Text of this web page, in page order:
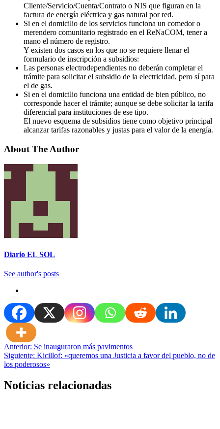
Cliente/Servicio/Cuenta/Contrato o NIS que figuran en la
factura de energía eléctrica y gas natural por red.
Si en el domicilio de los servicios funciona un comedor o
merendero comunitario registrado en el ReNaCOM, tener a
mano el número de registro.
Y existen dos casos en los que no se requiere llenar el
formulario de inscripción a subsidios:
Las personas electrodependientes no deberán completar el
trámite para solicitar el subsidio de la electricidad, pero sí para
el de gas.
Si en el domicilio funciona una entidad de bien público, no
corresponde hacer el trámite; aunque se debe solicitar la tarifa
diferencial para instituciones de ese tipo.
El nuevo esquema de subsidios tiene como objetivo principal
alcanzar tarifas razonables y justas para el valor de la energía.
About The Author
Diario EL SOL
See author's posts
Navegación
de
Anterior: Se inauguraron más pavimentos
Siguiente: Kicillof: «queremos una Justicia a favor del pueblo, no de
los poderosos»
Noticias relacionadas